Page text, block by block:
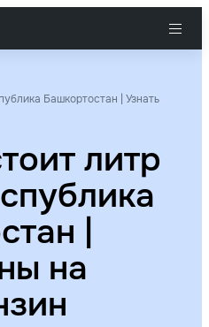
Башкортостан | Узнать
литр
|
на